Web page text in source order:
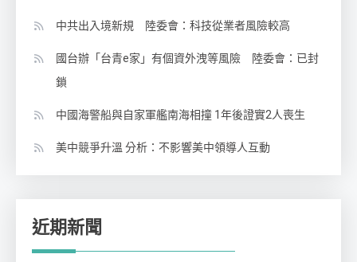
中共出入境新規 陸委會：科技從業者風險較高
國台辦「台青e家」有個資外洩等風險 陸委會：已封
鎖
中國海警船與自家軍艦南海相撞 1年後證實2人喪生
美中競爭升溫 分析：不影響美中領導人互動
近期新聞